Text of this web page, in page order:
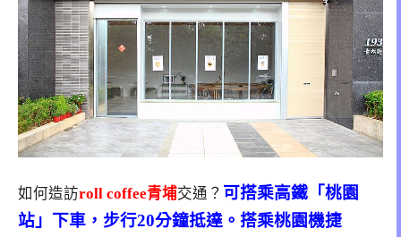
如何造訪roll coffee青埔交通？ 可搭乘高鐵「桃園
站」下車，步行20分鐘抵達。搭乘桃園機捷